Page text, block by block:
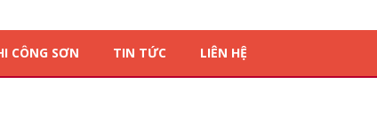
CÔNG SƠN TIN TỨC LIÊN HỆ